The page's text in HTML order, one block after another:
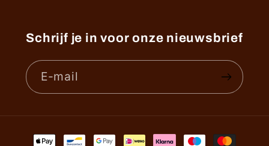
Schrijf je in voor onze nieuwsbrief
E‑mail
Betaalmethoden